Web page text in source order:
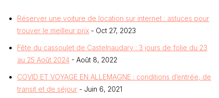
Réserver une voiture de location sur internet : astuces pour
trouver le meilleur prix - Oct 27, 2023
Fête du cassoulet de Castelnaudary : 3 jours de folie du 23
au 25 Août 2024 - Août 8, 2022
COVID ET VOYAGE EN ALLEMAGNE : conditions d’entrée, de
transit et de séjour - Juin 6, 2021